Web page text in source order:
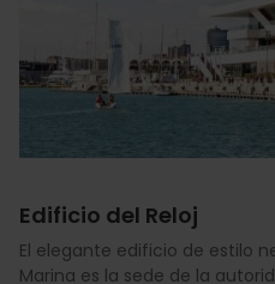
Edificio del Reloj
El elegante edificio de estilo
Marina es la sede de la